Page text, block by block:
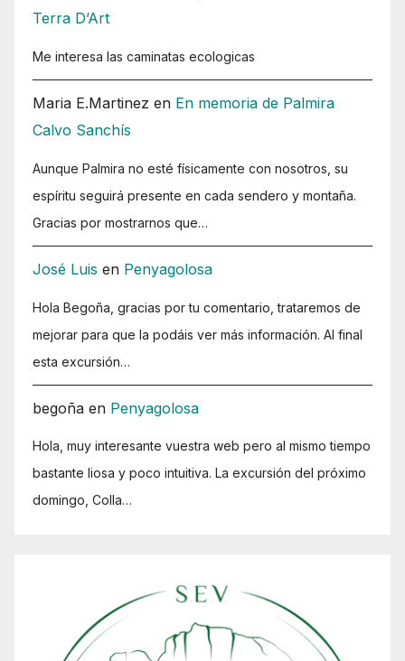
Terra D’Art
Me interesa las caminatas ecologicas
Maria E.Martinez en En memoria de Palmira
Calvo Sanchís
Aunque Palmira no esté físicamente con nosotros, su
espíritu seguirá presente en cada sendero y montaña.
Gracias por mostrarnos que…
José Luis en Penyagolosa
Hola Begoña, gracias por tu comentario, trataremos de
mejorar para que la podáis ver más información. Al final
esta excursión…
begoña en Penyagolosa
Hola, muy interesante vuestra web pero al mismo tiempo
bastante liosa y poco intuitiva. La excursión del próximo
domingo, Colla…